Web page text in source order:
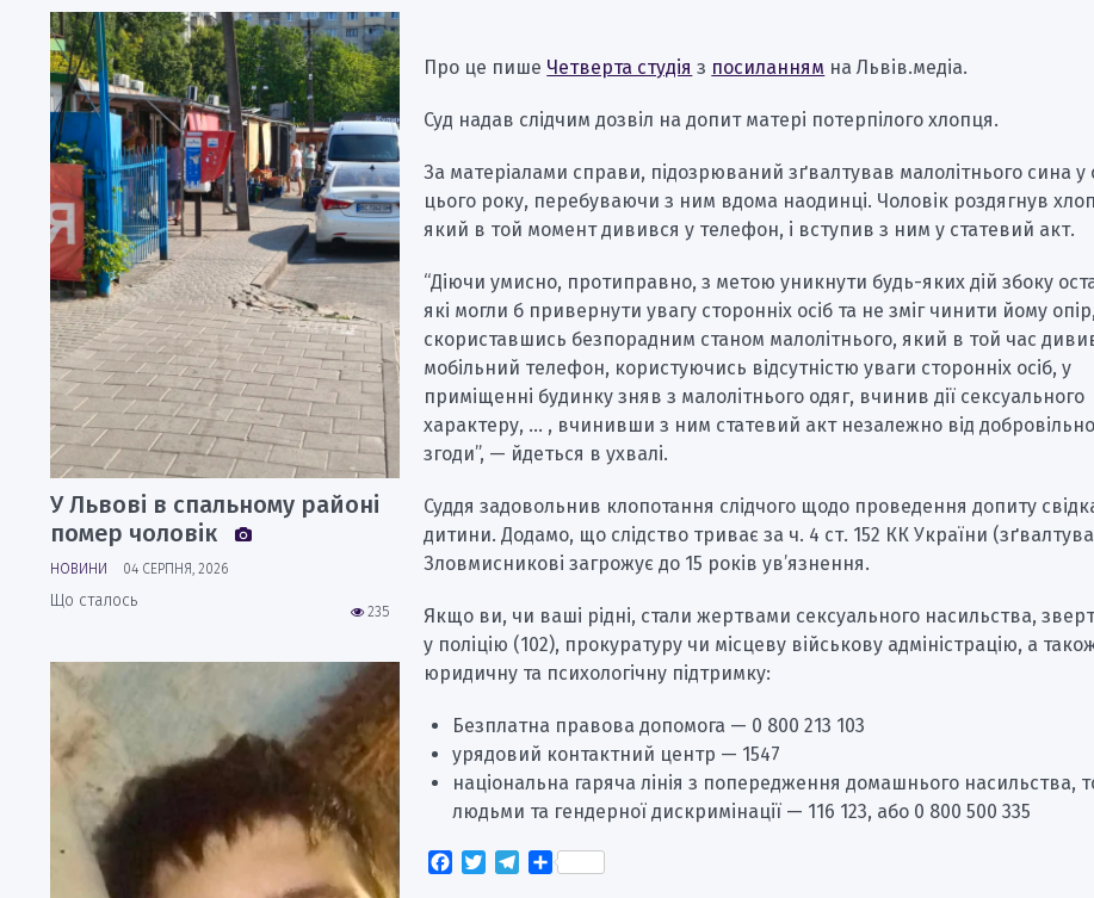
Про це пише Четверта студія з посиланням на Львів.медіа.
Суд надав слідчим дозвіл на допит матері потерпілого хлопця.
За матеріалами справи, підозрюваний зґвалтував малолітнього сина у
цього року, перебуваючи з ним вдома наодинці. Чоловік роздягнув
який в той момент дивився у телефон, і вступив з ним у статевий акт.
“Діючи умисно, протиправно, з метою уникнути будь-яких дій збоку
які могли б привернути увагу сторонніх осіб та не зміг чинити йому опір,
скориставшись безпорадним станом малолітнього, який в той час
мобільний телефон, користуючись відсутністю уваги сторонніх осіб, у
приміщенні будинку зняв з малолітнього одяг, вчинив дії сексуального
характеру, … , вчинивши з ним статевий акт незалежно від
згоди”, — йдеться в ухвалі.
Суддя задовольнив клопотання слідчого щодо проведення допиту
дитини. Додамо, що слідство триває за ч. 4 ст. 152 КК України
Зловмисникові загрожує до 15 років ув’язнення.
Якщо ви, чи ваші рідні, стали жертвами сексуального насильства,
у поліцію (102), прокуратуру чи місцеву військову адміністрацію, а
юридичну та психологічну підтримку:
Безплатна правова допомога — 0 800 213 103
урядовий контактний центр — 1547
національна гаряча лінія з попередження домашнього насильства,
людьми та гендерної дискримінації — 116 123, або 0 800 500 335
Facebook
TwitterTelegram
Поділитися
У Львові в спальному районі
помер чоловік
НОВИНИ 04 СЕРПНЯ, 2026
235
Що сталось